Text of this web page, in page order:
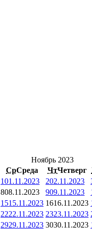
Ноябрь 2023
СрСреда ЧтЧетверг
101.11.2023 202.11.2023
808.11.2023 909.11.2023
1515.11.2023 1616.11.2023
2222.11.2023 2323.11.2023
2929.11.2023 3030.11.2023